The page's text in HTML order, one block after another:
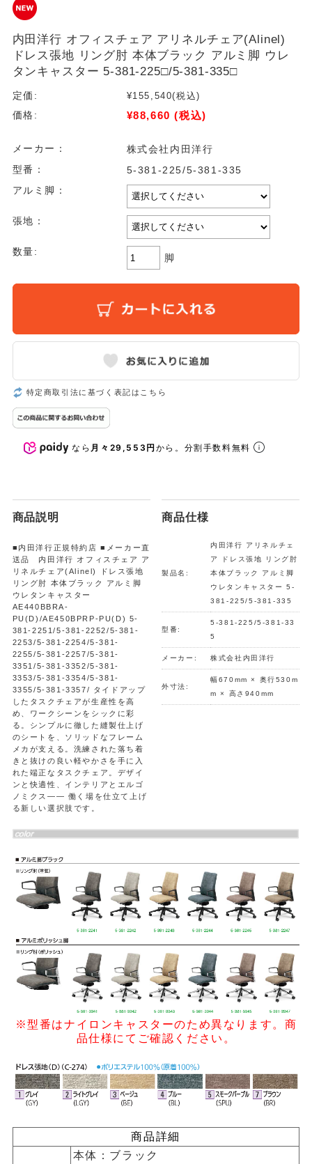
内田洋行 オフィスチェア アリネルチェア(Alinel)
ドレス張地 リング肘 本体ブラック アルミ脚 ウレ
タンキャスター 5-381-225□/5-381-335□
定価: ¥155,540(税込)
価格:
¥88,660 (税込)
メーカー：
株式会社内田洋行
型番：
5-381-225/5-381-335
アルミ脚：
張地：
数量:
脚
特定商取引法に基づく表記はこちら
なら 月々29,553円から。分割手数料無料
商品説明
■内田洋行正規特約店 ■メーカー直
送品 内田洋行 オフィスチェア ア
リネルチェア(Alinel) ドレス張地
リング肘 本体ブラック アルミ脚
ウレタンキャスター
AE440BBRA-
PU(D)/AE450BPRP-PU(D) 5-
381-2251/5-381-2252/5-381-
2253/5-381-2254/5-381-
2255/5-381-2257/5-381-
3351/5-381-3352/5-381-
3353/5-381-3354/5-381-
3355/5-381-3357/ タイドアップ
したタスクチェアが生産性を高
め、ワークシーンをシックに彩
る。シンプルに徹した縫製仕上げ
のシートを、ソリッドなフレーム
メカが支える。洗練された落ち着
きと抜けの良い軽やかさを手に入
れた端正なタスクチェア。デザイ
ンと快適性、インテリアとエルゴ
ノミクス―― 働く場を仕立て上げ
る新しい選択肢です。
商品仕様
製品名:
内田洋行 アリネルチェ
ア ドレス張地 リング肘
本体ブラック アルミ脚
ウレタンキャスター 5-
381-225/5-381-335
型番:
5-381-225/5-381-33
5
メーカー: 株式会社内田洋行
外寸法:
幅670mm × 奥行530m
m × 高さ940mm
※型番はナイロンキャスターのため異なります。商
品仕様にてご確認ください。
商品詳細
本体：ブラック